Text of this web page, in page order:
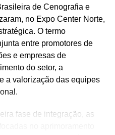
relevante,
e lança novo e-book
à distância com
e cerveja para
de Cenografia e
no Expo Center Norte,
O termo
entre promotores de
e empresas de
do setor, a
a valorização das equipes
fase de integração, as